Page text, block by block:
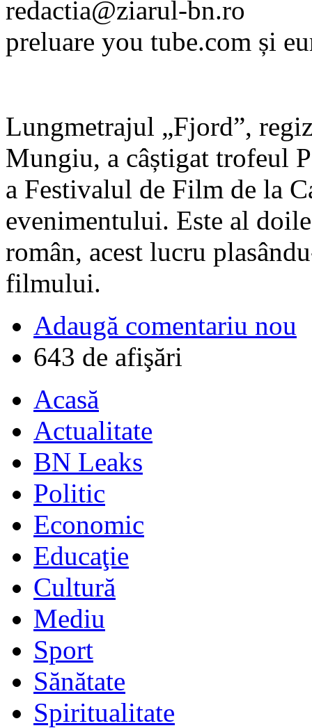
redactia@ziarul-bn.ro
preluare you tube.com și
Lungmetrajul „Fjord”,
Mungiu, a câștigat trofeul
a Festivalul de Film de la
evenimentului. Este al
român, acest lucru
filmului.
Adaugă comentariu nou
643 de afişări
Acasă
Actualitate
BN Leaks
Politic
Economic
Educaţie
Cultură
Mediu
Sport
Sănătate
Spiritualitate